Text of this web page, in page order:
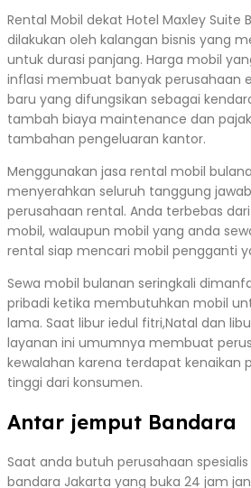
Rental Mobil dekat Hotel Maxley Suite
dilakukan oleh kalangan bisnis yang
untuk durasi panjang. Harga mobil
inflasi membuat banyak perusahaan
baru yang difungsikan sebagai
tambah biaya maintenance dan
tambahan pengeluaran kantor.
Menggunakan jasa rental mobil
menyerahkan seluruh tanggung
perusahaan rental. Anda terbebas
mobil, walaupun mobil yang anda
rental siap mencari mobil pengganti
Sewa mobil bulanan seringkali
pribadi ketika membutuhkan mobil
lama. Saat libur iedul fitri,Natal dan
layanan ini umumnya membuat
kewalahan karena terdapat kenaikan
tinggi dari konsumen.
Antar jemput Bandara
Saat anda butuh perusahaan
bandara Jakarta yang buka 24 jam